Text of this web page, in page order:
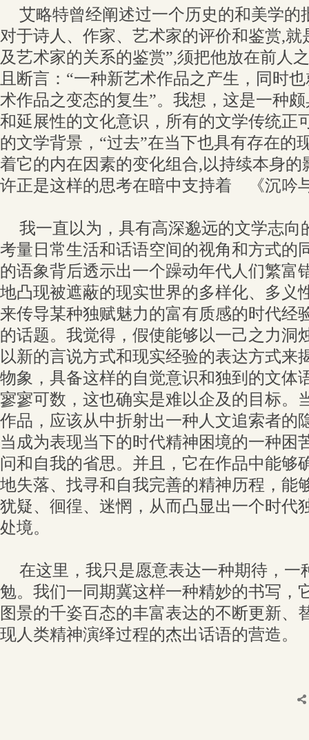
艾略特曾经阐述过一个历史的和美学的
对于诗人、作家、艺术家的评价和鉴赏,就
及艺术家的关系的鉴赏”,须把他放在前人
且断言：“一种新艺术作品之产生，同时
术作品之变态的复生”。我想，这是一种
和延展性的文化意识，所有的文学传统正
的文学背景，“过去”在当下也具有存在的
着它的内在因素的变化组合,以持续本身
许正是这样的思考在暗中支持着 《沉吟
我一直以为，具有高深邈远的文学志向
考量日常生活和话语空间的视角和方式的
的语象背后透示出一个躁动年代人们繁富
地凸现被遮蔽的现实世界的多样化、多义
来传导某种独赋魅力的富有质感的时代经
的话题。我觉得，假使能够以一己之力洞
以新的言说方式和现实经验的表达方式来
物象，具备这样的自觉意识和独到的文体
寥寥可数，这也确实是难以企及的目标。
作品，应该从中折射出一种人文追索者的
当成为表现当下的时代精神困境的一种困
问和自我的省思。并且，它在作品中能够
地失落、找寻和自我完善的精神历程，能
犹疑、徊徨、迷惘，从而凸显出一个时代
处境。
在这里，我只是愿意表达一种期待，一
勉。我们一同期冀这样一种精妙的书写，
图景的千姿百态的丰富表达的不断更新、
现人类精神演绎过程的杰出话语的营造。